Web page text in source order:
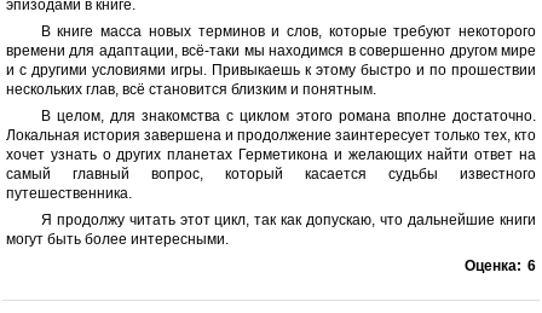
эпизодами в книге.
В книге масса новых терминов и слов, которые требуют некоторого
времени для адаптации, всё-таки мы находимся в совершенно другом мире
и с другими условиями игры. Привыкаешь к этому быстро и по прошествии
нескольких глав, всё становится близким и понятным.
В целом, для знакомства с циклом этого романа вполне достаточно.
Локальная история завершена и продолжение заинтересует только тех, кто
хочет узнать о других планетах Герметикона и желающих найти ответ на
самый главный вопрос, который касается судьбы известного
путешественника.
Я продолжу читать этот цикл, так как допускаю, что дальнейшие книги
могут быть более интересными.
Оценка: 6